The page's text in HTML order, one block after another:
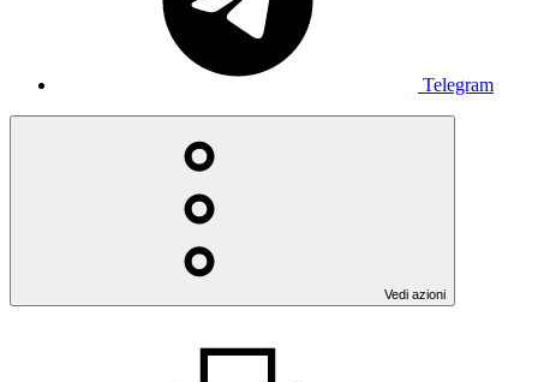
Telegram
Vedi azioni